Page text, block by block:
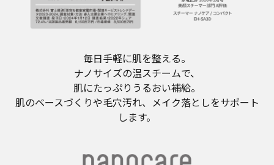
毎日手軽に肌を整える。
ナノサイズの温スチームで、
肌にたっぷりうるおい補給。
肌のベースづくりや毛穴汚れ、メイク落としをサポート
します。